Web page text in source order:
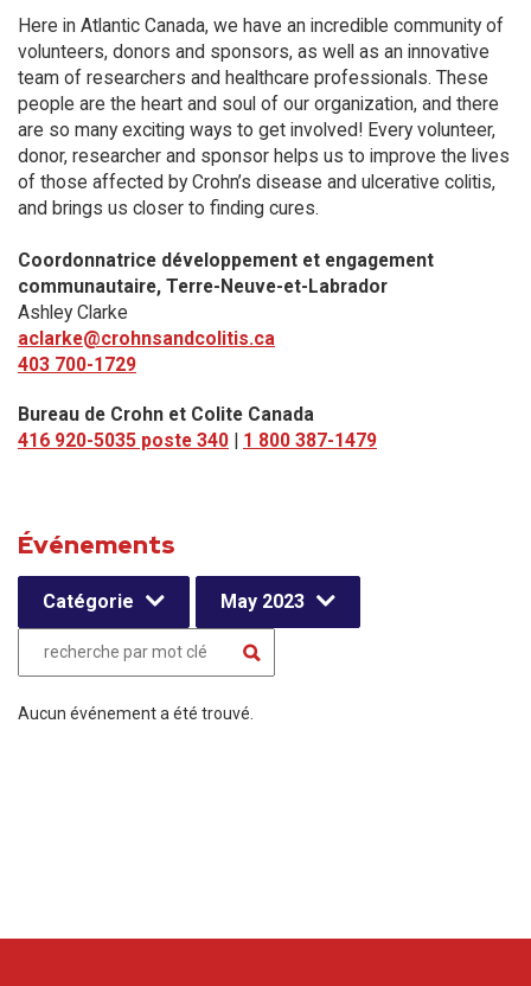
Here in Atlantic Canada, we have an incredible community of
volunteers, donors and sponsors, as well as an innovative
team of researchers and healthcare professionals. These
people are the heart and soul of our organization, and there
are so many exciting ways to get involved! Every volunteer,
donor, researcher and sponsor helps us to improve the lives
of those affected by Crohn’s disease and ulcerative colitis,
and brings us closer to finding cures.
Coordonnatrice développement et engagement
communautaire, Terre-Neuve-et-Labrador
Ashley Clarke
aclarke@crohnsandcolitis.ca
403 700-1729
Bureau de Crohn et Colite Canada
416 920-5035 poste 340 | 1 800 387-1479
Événements
Catégorie May 2023
Aucun événement a été trouvé.